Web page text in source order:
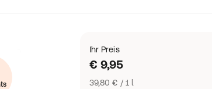
Ihr Preis
€ 9,95
39,80 € / 1 l